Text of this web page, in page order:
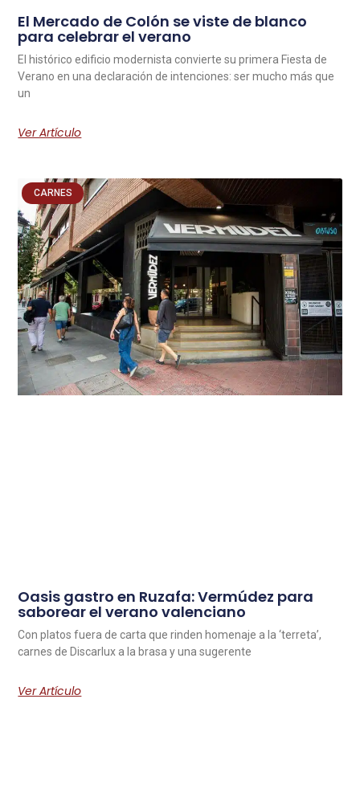
El Mercado de Colón se viste de blanco
para celebrar el verano
El histórico edificio modernista convierte su primera Fiesta de
Verano en una declaración de intenciones: ser mucho más que
un
Ver Artículo
CARNES
Oasis gastro en Ruzafa: Vermúdez para
saborear el verano valenciano
Con platos fuera de carta que rinden homenaje a la ‘terreta’,
carnes de Discarlux a la brasa y una sugerente
Ver Artículo